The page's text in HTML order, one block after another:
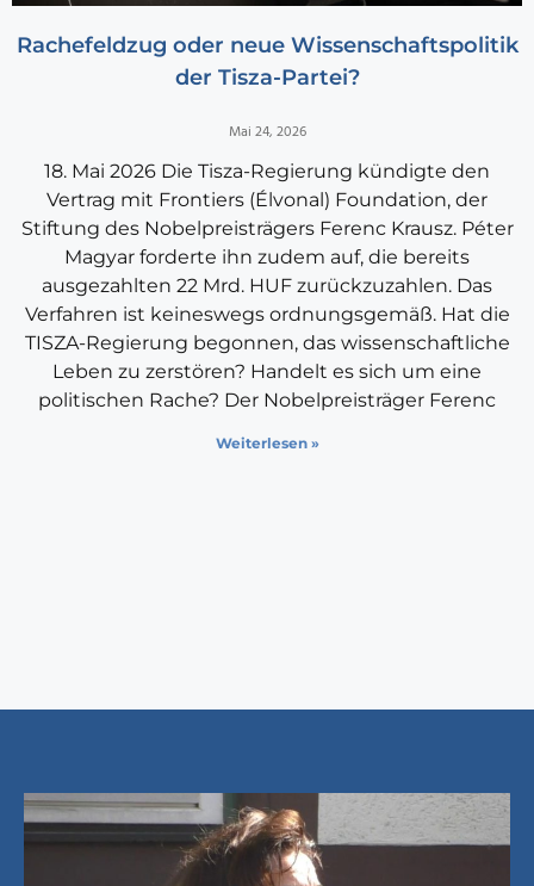
Rachefeldzug oder neue Wissenschaftspolitik
der Tisza-Partei?
Mai 24, 2026
18. Mai 2026 Die Tisza-Regierung kündigte den
Vertrag mit Frontiers (Élvonal) Foundation, der
Stiftung des Nobelpreisträgers Ferenc Krausz. Péter
Magyar forderte ihn zudem auf, die bereits
ausgezahlten 22 Mrd. HUF zurückzuzahlen. Das
Verfahren ist keineswegs ordnungsgemäß. Hat die
TISZA-Regierung begonnen, das wissenschaftliche
Leben zu zerstören? Handelt es sich um eine
politischen Rache? Der Nobelpreisträger Ferenc
Weiterlesen »